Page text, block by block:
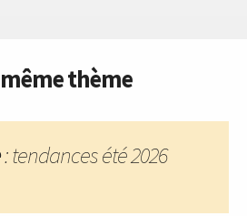
thème
: tendances été 2026